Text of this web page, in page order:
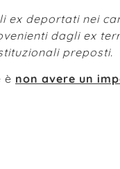
ex deportati nei
dagli ex
preposti.
è non avere un